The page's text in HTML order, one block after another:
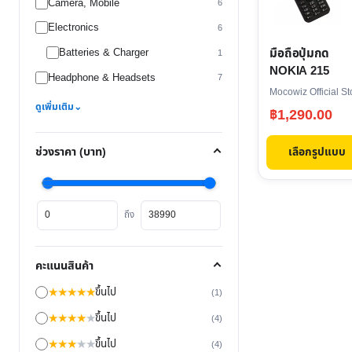
6
Electronics 6
Batteries & Charger 1
Headphone & Headsets 7
ดูเพิ่มเติม⌄
ช่วงราคา (บาท)
ราคา
ต่ำ
สุด
ถึง
ราคา
สูงสุด
คะแนนสินค้า
★★★★★ขึ้นไป (1)
★★★★★ขึ้นไป (4)
★★★★★ขึ้นไป (4)
มือถือปุ่มกด
NOKIA 215
Mocowiz Official
฿1,290.00
เลือกรูปแบบ
multiple
variants.
The
options
may
be
chosen
the